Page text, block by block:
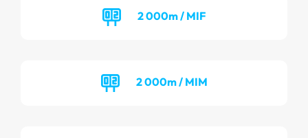
2 000m / MIF
2 000m / MIM